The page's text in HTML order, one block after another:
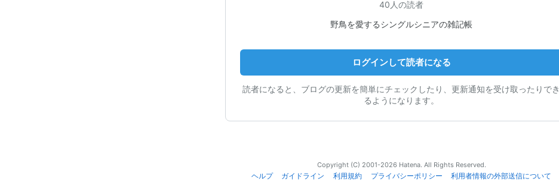
40人の読者
野鳥を愛するシングルシニアの雑記帳
ログインして読者になる
読者になると、ブログの更新を簡単にチェックしたり、更新通知を受け取ったりでき
るようになります。
Copyright (C) 2001-2026 Hatena. All Rights Reserved.
ヘルプ
ガイドライン 利用規約 プライバシーポリシー 利用者情報の外部送信について